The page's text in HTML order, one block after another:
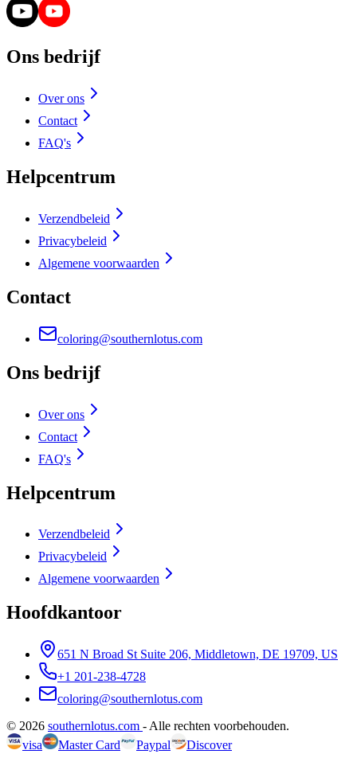
Ons bedrijf
Over ons
Contact
FAQ's
Helpcentrum
Verzendbeleid
Privacybeleid
Algemene voorwaarden
Contact
coloring@southernlotus.com
Ons bedrijf
Over ons
Contact
FAQ's
Helpcentrum
Verzendbeleid
Privacybeleid
Algemene voorwaarden
Hoofdkantoor
651 N Broad St Suite 206, Middletown, DE 19709, US
+1 201-238-4728
coloring@southernlotus.com
© 2026 southernlotus.com - Alle rechten voorbehouden.
visa
Master Card Paypal Discover